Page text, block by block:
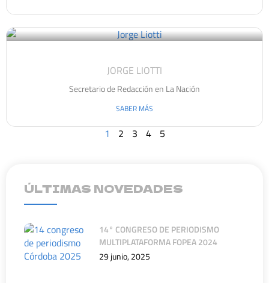
JORGE LIOTTI
Secretario de Redacción en La Nación
SABER MÁS
1 2 3 4 5
ÚLTIMAS NOVEDADES
14° CONGRESO DE PERIODISMO
MULTIPLATAFORMA FOPEA 2024
29 junio, 2025